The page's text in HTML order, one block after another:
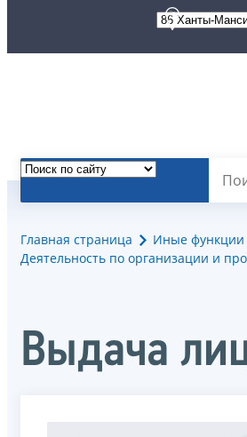
Главная страница Иные функции
Деятельноcть по организации и
Выдача